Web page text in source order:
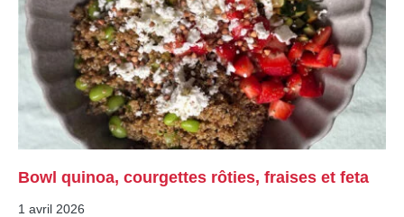
Bowl quinoa, courgettes rôties, fraises et feta
1 avril 2026